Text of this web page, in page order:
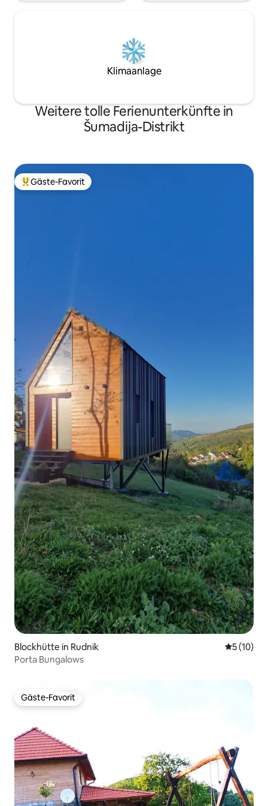
Klimaanlage
Weitere tolle Ferienunterkünfte in
Šumadija-Distrikt
Beliebter Gäste-Favorit.
Gäste-Favorit
Blockhütte in Rudnik
5 (10)
Porta Bungalows
Gäste-Favorit
Gäste-Favorit